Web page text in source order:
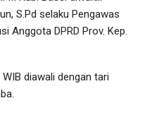
S.Pd selaku Pengawas
Anggota DPRD Prov. Kep.
diawali dengan tari